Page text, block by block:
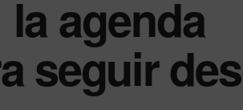
agenda
seguir